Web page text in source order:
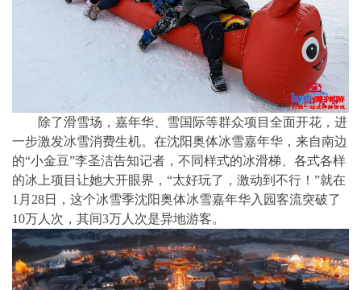
除了滑雪场，嘉年华、雪国际等群众项目全面开花，进
一步激发冰雪消费生机。在沈阳奥体冰雪嘉年华，来自南边
的“小金豆”李圣洁告知记者，不同样式的冰滑梯、各式各样
的冰上项目让她大开眼界，“太好玩了，激动到不行！”就在
1月28日，这个冰雪季沈阳奥体冰雪嘉年华入园客流突破了
10万人次，其间3万人次是异地游客。